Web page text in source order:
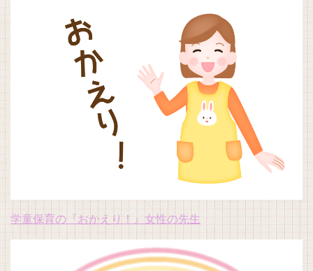
学童保育の『おかえり！』女性の先生